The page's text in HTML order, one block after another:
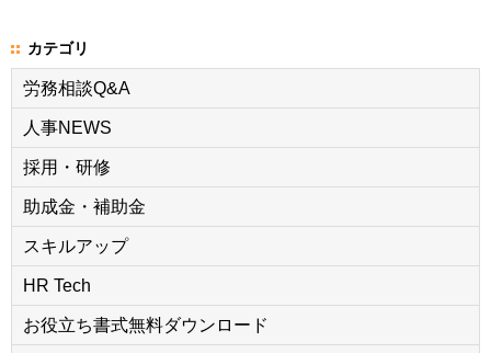
カテゴリ
労務相談Q&A
人事NEWS
採用・研修
助成金・補助金
スキルアップ
HR Tech
お役立ち書式無料ダウンロード